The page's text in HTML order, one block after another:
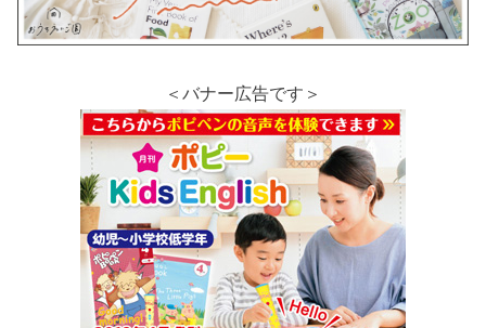
＜バナー広告です＞